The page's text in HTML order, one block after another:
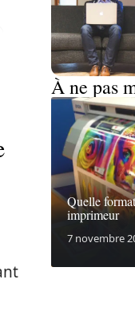
À ne pas
Quelle
imprimeur
7 novembre